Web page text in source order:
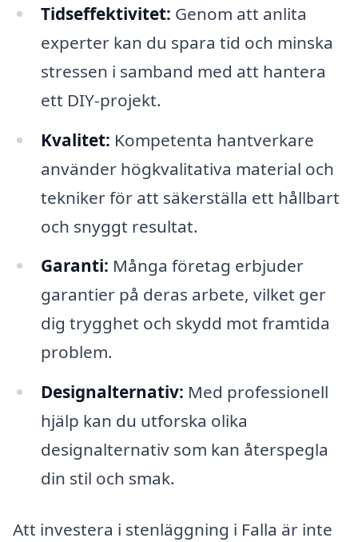
Tidseffektivitet: Genom att anlita
experter kan du spara tid och minska
stressen i samband med att hantera
ett DIY-projekt.
Kvalitet: Kompetenta hantverkare
använder högkvalitativa material och
tekniker för att säkerställa ett hållbart
och snyggt resultat.
Garanti: Många företag erbjuder
garantier på deras arbete, vilket ger
dig trygghet och skydd mot framtida
problem.
Designalternativ: Med professionell
hjälp kan du utforska olika
designalternativ som kan återspegla
din stil och smak.
Att investera i stenläggning i Falla är inte